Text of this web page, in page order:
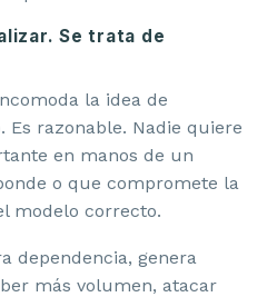
Se trata de
la idea de
razonable. Nadie quiere
en manos de un
o que compromete la
modelo correcto.
dependencia, genera
más volumen, atacar